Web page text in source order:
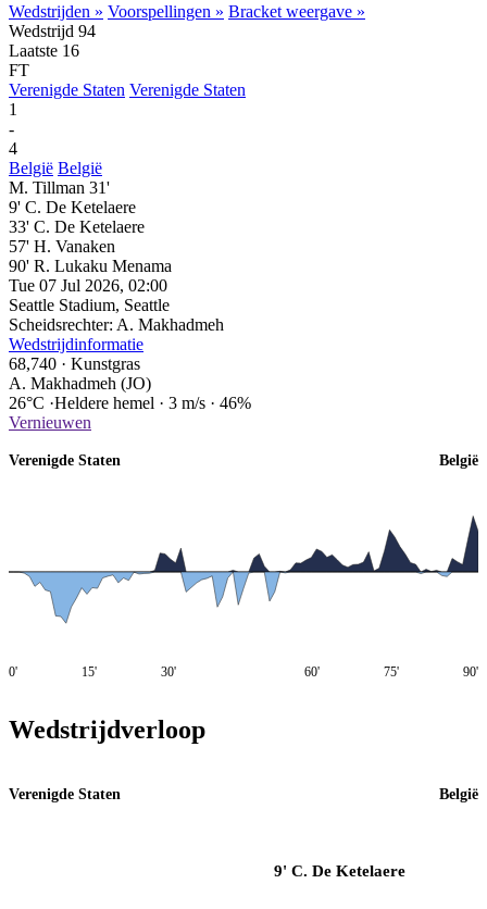
Wedstrijden » Voorspellingen » Bracket weergave »
Wedstrijd 94
Laatste 16
FT
Verenigde Staten Verenigde Staten
1
-
4
België België
M. Tillman 31'
9' C. De Ketelaere
33' C. De Ketelaere
57' H. Vanaken
90' R. Lukaku Menama
Tue 07 Jul 2026, 02:00
Seattle Stadium, Seattle
Scheidsrechter: A. Makhadmeh
Wedstrijdinformatie
68,740 · Kunstgras
A. Makhadmeh (JO)
26°C ·Heldere hemel · 3 m/s · 46%
Vernieuwen
Verenigde Staten België
0' 15' 30' 60' 75' 90'
Wedstrijdverloop
Verenigde Staten België
9' C. De Ketelaere